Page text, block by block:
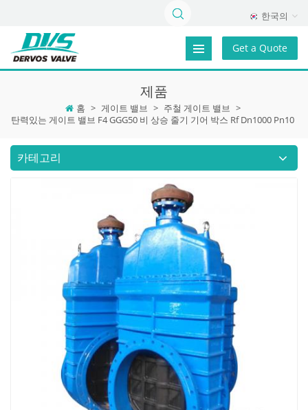
한국의
Get a Quote
제품
홈 > 게이트 밸브 > 주철 게이트 밸브 >
탄력있는 게이트 밸브 F4 GGG50 비 상승 줄기 기어 박스 Rf Dn1000 Pn10
카테고리